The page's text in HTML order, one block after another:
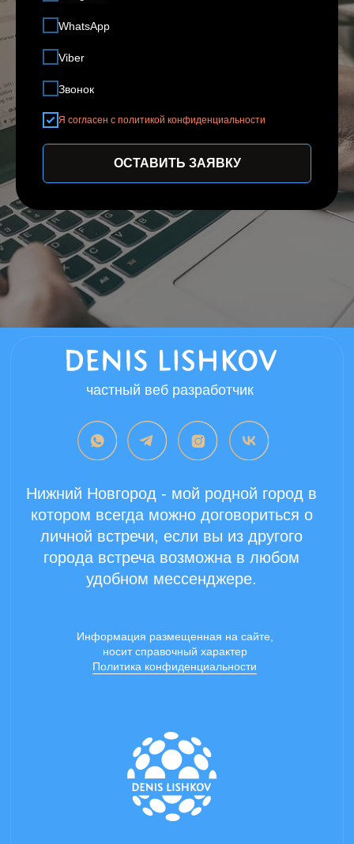
WhatsApp
Viber
Звонок
Я согласен с политикой конфиденциальности
ОСТАВИТЬ ЗАЯВКУ